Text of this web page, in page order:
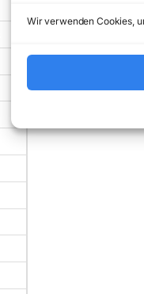
Wir verwenden Cookies,